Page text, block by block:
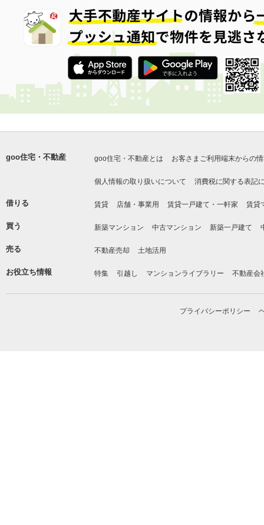
goo住宅・不動産 goo住宅・不動産とは お客さまご利用端末からの
個人情報の取り扱いについて 消費税に関する表記
借りる 賃貸 店舗・事業用 賃貸一戸建て・一軒家 賃貸
買う 新築マンション 中古マンション 新築一戸建て
売る 不動産売却 土地活用
お役立ち情報 特集 引越し マンションライブラリー 不動産会
プライバシーポリシー